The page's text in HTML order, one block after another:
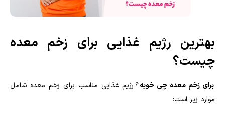
بهترین رژیم غذایی برای زخم معده
چیست؟
برای زخم معده چی خوبه؟ رژیم غذایی مناسب برای زخم معده شامل
موارد زیر است: